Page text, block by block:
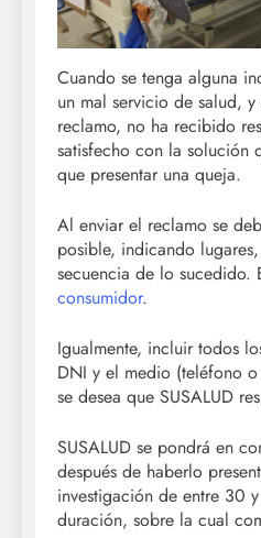
Cuando se tenga alguna
un mal servicio de salud,
reclamo, no ha recibido
satisfecho con la solución
que presentar una queja.
Al enviar el reclamo se
posible, indicando
secuencia de lo sucedido.
consumidor.
Igualmente, incluir todos
DNI y el medio (teléfono
se desea que SUSALUD
SUSALUD se pondrá en
después de haberlo
investigación de entre 30
duración, sobre la cual